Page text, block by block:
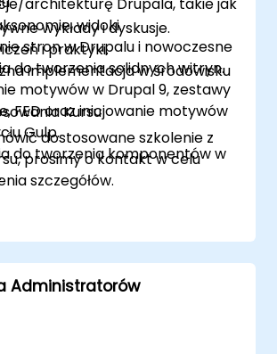
widoki.
stron w Drupalu i nowoczesne
do tworzenia solidnych witryn.
motywów w Drupal 9, zestawy
FED oraz inicjowanie motywów
Gulp.
do tworzenia komponentów w
wykłady i dyskusje.
i praktyki.
implementacja w środowisku
Kursu
dostosowane szkolenie z
prosimy o kontakt w celu
szczegółów.
Administratorów